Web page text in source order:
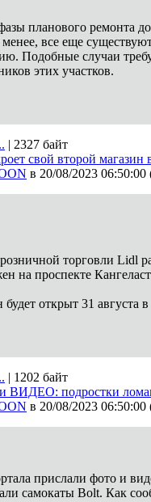
планового ремонта
все еще
Подобные случаи
этих участков.
| 2327 байт
свой второй магазин
в 20/08/2023 06:50:00
торговли Lidl
на проспекте
открыт 31 августа
| 1202 байт
подростки
в 20/08/2023 06:50:00
прислали фото и
самокаты Bolt. Как